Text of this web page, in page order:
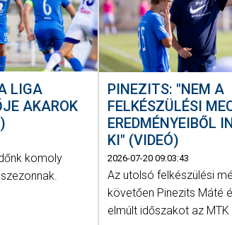
LIGA
AKAROK
komoly
PINEZITS: "NEM A
FELKÉSZÜLÉSI
EREDMÉNYEIBŐL
KI" (VIDEÓ)
2026-07-20 09:03:43
Az utolsó felkészülési
követően Pinezits Máté
elmúlt időszakot az MTK